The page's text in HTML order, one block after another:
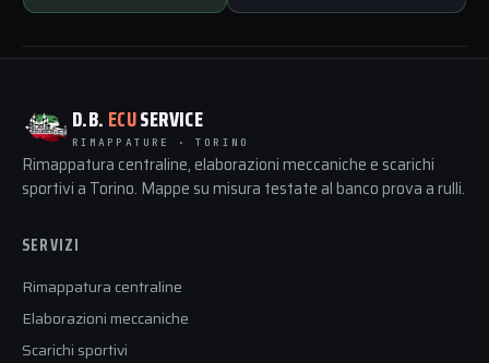
D.B. ECUSERVICE
RIMAPPATURE · TORINO
Rimappatura centraline, elaborazioni meccaniche e scarichi
sportivi a Torino. Mappe su misura testate al banco prova a rulli.
SERVIZI
Rimappatura centraline
Elaborazioni meccaniche
Scarichi sportivi